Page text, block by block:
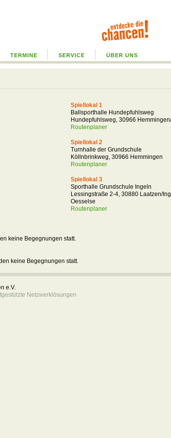
TERMINE SERVICE ÜBER UNS
Spiellokal 1
Ballsporthalle Hundepfuhlsweg
Hundepfuhlsweg, 30966
Routenplaner
Spiellokal 2
Turnhalle der Grundschule
Köllnbrinkweg, 30966 Hemmingen
Routenplaner
Spiellokal 3
Sporthalle Grundschule Ingeln
Lessingstraße 2-4, 30880 Laatzen/
Oesselse
Routenplaner
keine Begegnungen statt.
keine Begegnungen statt.
e.V.
Netzwerklösungen